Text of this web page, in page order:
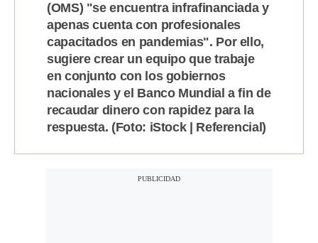
G de Gestión
Notas Contratadas
Gestión TV
(OMS) "se encuentra infrafinanciada y
apenas cuenta con profesionales
capacitados en pandemias". Por ello,
sugiere crear un equipo que trabaje
en conjunto con los gobiernos
nacionales y el Banco Mundial a fin de
recaudar dinero con rapidez para la
respuesta. (Foto: iStock | Referencial)